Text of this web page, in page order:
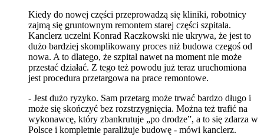
Kiedy do nowej części przeprowadzą się kliniki, robotnicy
zajmą się gruntownym remontem starej części szpitala.
Kanclerz uczelni Konrad Raczkowski nie ukrywa, że jest to
dużo bardziej skomplikowany proces niż budowa czegoś od
nowa. A to dlatego, że szpital nawet na moment nie może
przestać działać. Z tego też powodu już teraz uruchomiona
jest procedura przetargowa na prace remontowe.
- Jest dużo ryzyko. Sam przetarg może trwać bardzo długo i
może się skończyć bez rozstrzygnięcia. Można też trafić na
wykonawcę, który zbankrutuje „po drodze”, a to się zdarza w
Polsce i kompletnie paraliżuje budowę - mówi kanclerz.